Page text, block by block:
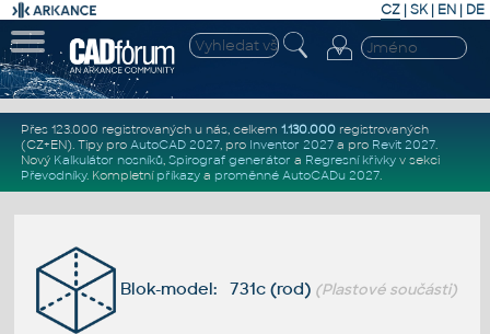
CZ | SK| EN | DE
Přes 123.000 registrovaných u nás, celkem 1.130.000registrovaných
(CZ+EN). Tipy pro AutoCAD 2027, pro Inventor 2027a pro Revit 2027.
Nový Kalkulátor nosníků, Spirograf generátor a Regresní křivkyv sekci
Převodníky. Kompletní příkazya proměnné AutoCADu 2027.
Blok-model: 731c (rod) (Plastové součásti)